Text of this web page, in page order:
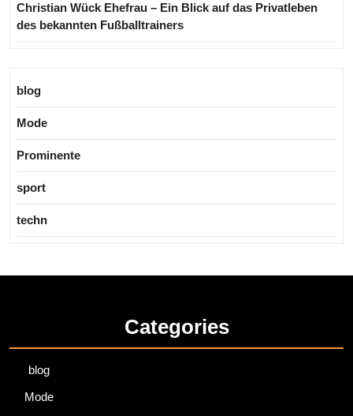
Christian Wück Ehefrau – Ein Blick auf das Privatleben
des bekannten Fußballtrainers
blog
Mode
Prominente
sport
techn
Categories
blog
Mode